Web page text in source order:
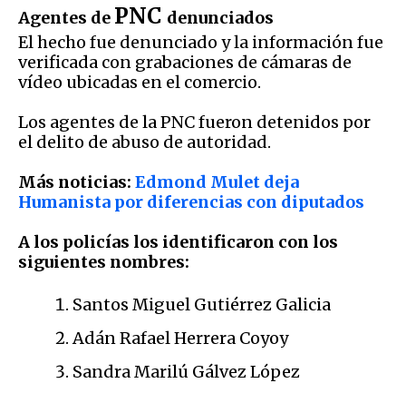
Agentes de PNC denunciados
El hecho fue denunciado y la información fue
verificada con grabaciones de cámaras de
vídeo ubicadas en el comercio.
Los agentes de la PNC fueron detenidos por
el delito de abuso de autoridad.
Más noticias: Edmond Mulet deja
Humanista por diferencias con diputados
A los policías los identificaron con los
siguientes nombres:
Santos Miguel Gutiérrez Galicia
Adán Rafael Herrera Coyoy
Sandra Marilú Gálvez López